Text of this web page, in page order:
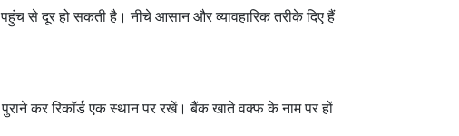
से दूर हो सकती है। नीचे आसान और व्यावहारिक तरीके दिए हैं
कर रिकॉर्ड एक स्थान पर रखें। बैंक खाते वक्फ के नाम पर हों